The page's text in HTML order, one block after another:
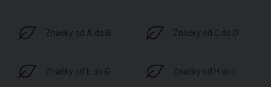
Značky od A do B Značky od C do D
Značky od E do G Značky od H do L